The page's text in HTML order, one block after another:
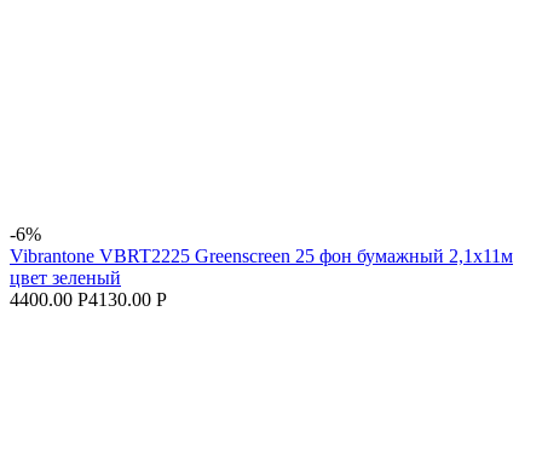
-6%
Vibrantone VBRT2225 Greenscreen 25 фон бумажный 2,1x11м
цвет зеленый
4400.00 Р4130.00 Р